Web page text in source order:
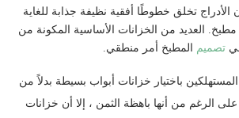
تخلق خطوطًا أفقية نظيفة جذابة للغاية
العديد من الخزانات الأساسية المكونة من
تصميم المطبخ أمر منطقي.
باختيار خزانات أبواب بسيطة بدلاً من
على الرغم من أنها باهظة الثمن ، إلا أن خزانات